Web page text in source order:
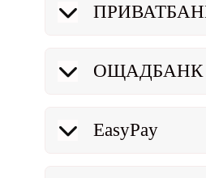
ОЩАДБАНК
EasyPay